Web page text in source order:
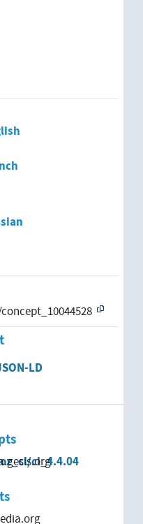
LD
cl_4.4.04